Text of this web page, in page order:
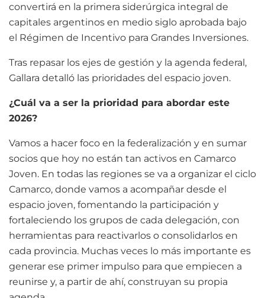
convertirá en la primera siderúrgica integral de
capitales argentinos en medio siglo aprobada bajo
el Régimen de Incentivo para Grandes Inversiones.
Tras repasar los ejes de gestión y la agenda federal,
Gallara detalló las prioridades del espacio joven.
¿Cuál va a ser la prioridad para abordar este
2026?
Vamos a hacer foco en la federalización y en sumar
socios que hoy no están tan activos en Camarco
Joven. En todas las regiones se va a organizar el ciclo
Camarco, donde vamos a acompañar desde el
espacio joven, fomentando la participación y
fortaleciendo los grupos de cada delegación, con
herramientas para reactivarlos o consolidarlos en
cada provincia. Muchas veces lo más importante es
generar ese primer impulso para que empiecen a
reunirse y, a partir de ahí, construyan su propia